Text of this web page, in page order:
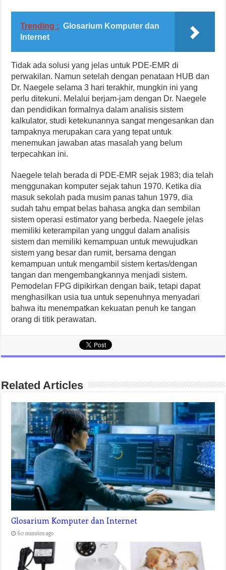
Trending : Glosarium Komputer dan
Internet
Tidak ada solusi yang jelas untuk PDE-EMR di
perwakilan. Namun setelah dengan penataan HUB dan
Dr. Naegele selama 3 hari terakhir, mungkin ini yang
perlu ditekuni. Melalui berjam-jam dengan Dr. Naegele
dan pendidikan formalnya dalam analisis sistem
kalkulator, studi ketekunannya sangat mengesankan dan
tampaknya merupakan cara yang tepat untuk
menemukan jawaban atas masalah yang belum
terpecahkan ini.
Naegele telah berada di PDE-EMR sejak 1983; dia telah
menggunakan komputer sejak tahun 1970. Ketika dia
masuk sekolah pada musim panas tahun 1979, dia
sudah tahu empat belas bahasa angka dan sembilan
sistem operasi estimator yang berbeda. Naegele jelas
memiliki keterampilan yang unggul dalam analisis
sistem dan memiliki kemampuan untuk mewujudkan
sistem yang besar dan rumit, bersama dengan
kemampuan untuk mengambil sistem kertas/dengan
tangan dan mengembangkannya menjadi sistem.
Pemodelan FPG dipikirkan dengan baik, tetapi dapat
menghasilkan usia tua untuk sepenuhnya menyadari
bahwa itu menempatkan kekuatan penuh ke tangan
orang di titik perawatan.
Related Articles
Glosarium Komputer dan Internet
60 minutes ago